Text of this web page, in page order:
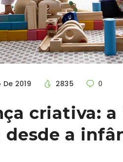
2019 2835 0
criativa:
a